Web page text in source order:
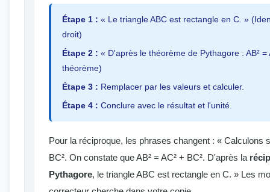
Étape 1 : « Le triangle ABC est rectangle en C. »
droit)
Étape 2 : « D'après le théorème de Pythagore : AB² =
théorème)
Étape 3 : Remplacer par les valeurs et calculer.
Étape 4 : Conclure avec le résultat et l'unité.
Pour la réciproque, les phrases changent : « Calculons
BC². On constate que AB² = AC² + BC². D'après la
Pythagore, le triangle ABC est rectangle en C. » Les